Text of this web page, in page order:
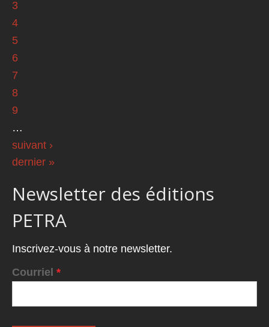
3
4
5
6
7
8
9
…
suivant ›
dernier »
Newsletter des éditions
PETRA
Inscrivez-vous à notre newsletter.
Courriel *